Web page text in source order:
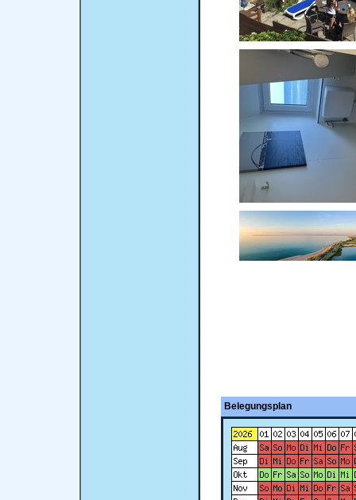
Belegungsplan